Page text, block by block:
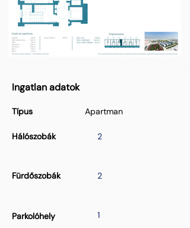
Ingatlan adatok
Típus
Hálószobák
Apartman
2
Fürdőszobák 2
Parkolóhely 1